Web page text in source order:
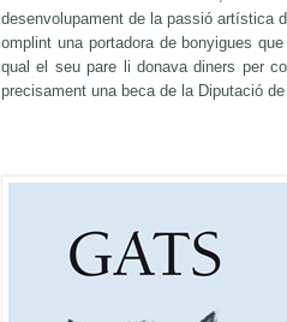
desenvolupament de la passió artística
omplint una portadora de bonyigues
qual el seu pare li donava diners per
precisament una beca de la Diputació de